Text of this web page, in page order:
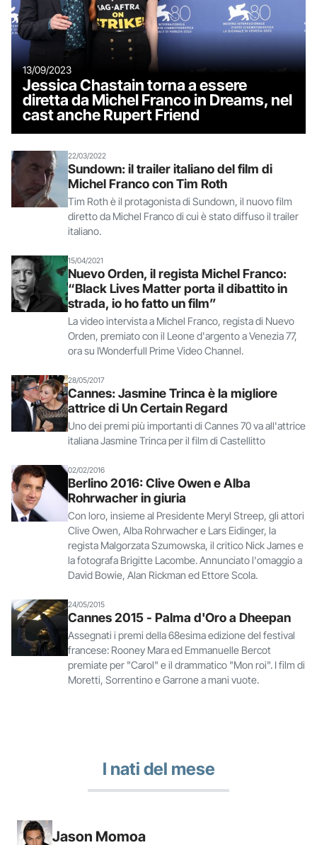
13/09/2023
Jessica Chastain torna a essere
diretta da Michel Franco in Dreams, nel
cast anche Rupert Friend
22/03/2022
Sundown: il trailer italiano del film di
Michel Franco con Tim Roth
Tim Roth è il protagonista di Sundown, il nuovo film
diretto da Michel Franco di cui è stato diffuso il trailer
italiano.
15/04/2021
Nuevo Orden, il regista Michel Franco:
“Black Lives Matter porta il dibattito in
strada, io ho fatto un film”
La video intervista a Michel Franco, regista di Nuevo
Orden, premiato con il Leone d'argento a Venezia 77,
ora su IWonderfull Prime Video Channel.
28/05/2017
Cannes: Jasmine Trinca è la migliore
attrice di Un Certain Regard
Uno dei premi più importanti di Cannes 70 va all'attrice
italiana Jasmine Trinca per il film di Castellitto
02/02/2016
Berlino 2016: Clive Owen e Alba
Rohrwacher in giuria
Con loro, insieme al Presidente Meryl Streep, gli attori
Clive Owen, Alba Rohrwacher e Lars Eidinger, la
regista Malgorzata Szumowska, il critico Nick James e
la fotografa Brigitte Lacombe. Annunciato l'omaggio a
David Bowie, Alan Rickman ed Ettore Scola.
24/05/2015
Cannes 2015 - Palma d'Oro a Dheepan
Assegnati i premi della 68esima edizione del festival
francese: Rooney Mara ed Emmanuelle Bercot
premiate per "Carol" e il drammatico "Mon roi". I film di
Moretti, Sorrentino e Garrone a mani vuote.
I nati del mese
Jason Momoa